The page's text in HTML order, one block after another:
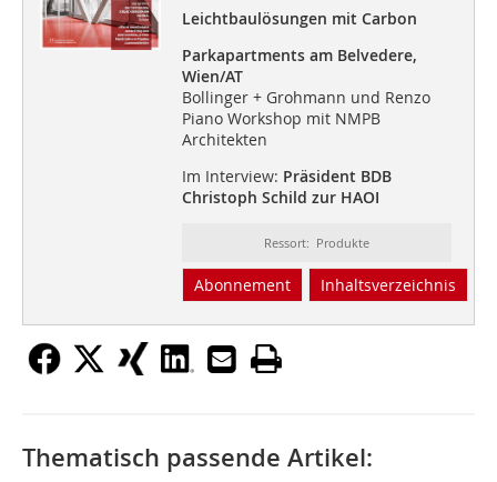
Leichtbaulösungen mit Carbon
Parkapartments am Belvedere,
Wien/AT
Bollinger + Grohmann und Renzo
Piano Workshop mit NMPB
Architekten
Im Interview: Präsident BDB
Christoph Schild zur HAOI
Ressort: Produkte
Abonnement Inhaltsverzeichnis
Thematisch passende Artikel: